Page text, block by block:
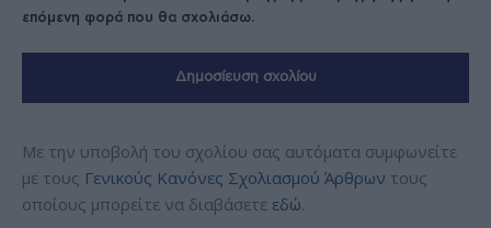
επόμενη φορά που θα σχολιάσω.
Με την υποβολή του σχολίου σας αυτόματα συμφωνείτε
με τους Γενικούς Κανόνες Σχολιασμού Άρθρων τους
οποίους μπορείτε να διαβάσετε εδώ.